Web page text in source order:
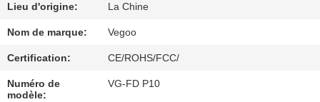
VISITE
DE
L'USINE
Lieu d'origine: La Chine
Nom de marque: Vegoo
Certification: CE/ROHS/FCC/
Numéro de
modèle:
VG-FD P10